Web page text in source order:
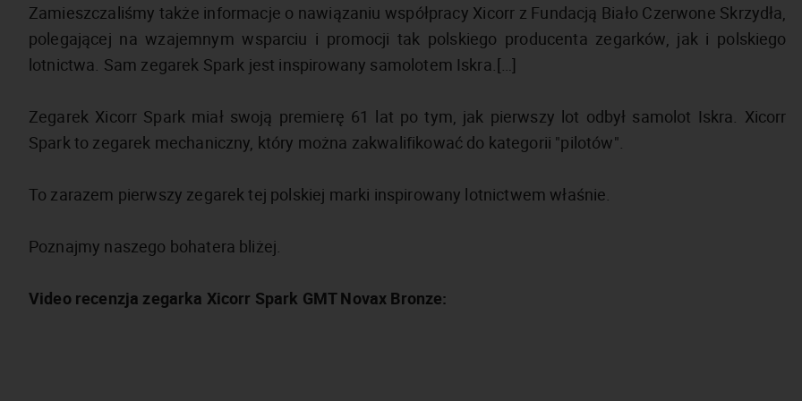
Zamieszczaliśmy także informacje o nawiązaniu współpracy Xicorr z Fundacją Biało Czerwone Skrzydła,
polegającej na wzajemnym wsparciu i promocji tak polskiego producenta zegarków, jak i polskiego
lotnictwa. Sam zegarek Spark jest inspirowany samolotem Iskra.[…]
Zegarek Xicorr Spark miał swoją premierę 61 lat po tym, jak pierwszy lot odbył samolot Iskra. Xicorr
Spark to zegarek mechaniczny, który można zakwalifikować do kategorii "pilotów".
To zarazem pierwszy zegarek tej polskiej marki inspirowany lotnictwem właśnie.
Poznajmy naszego bohatera bliżej.
Video recenzja zegarka Xicorr Spark GMT Novax Bronze: